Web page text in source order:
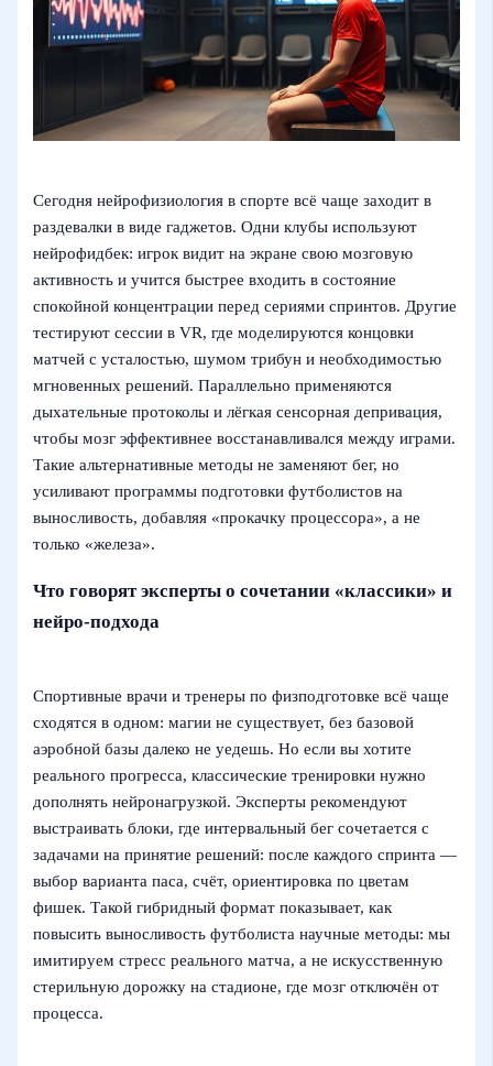
Сегодня нейрофизиология в спорте всё чаще заходит в
раздевалки в виде гаджетов. Одни клубы используют
нейрофидбек: игрок видит на экране свою мозговую
активность и учится быстрее входить в состояние
спокойной концентрации перед сериями спринтов. Другие
тестируют сессии в VR, где моделируются концовки
матчей с усталостью, шумом трибун и необходимостью
мгновенных решений. Параллельно применяются
дыхательные протоколы и лёгкая сенсорная депривация,
чтобы мозг эффективнее восстанавливался между играми.
Такие альтернативные методы не заменяют бег, но
усиливают программы подготовки футболистов на
выносливость, добавляя «прокачку процессора», а не
только «железа».
Что говорят эксперты о сочетании «классики» и
нейро-подхода
Спортивные врачи и тренеры по физподготовке всё чаще
сходятся в одном: магии не существует, без базовой
аэробной базы далеко не уедешь. Но если вы хотите
реального прогресса, классические тренировки нужно
дополнять нейронагрузкой. Эксперты рекомендуют
выстраивать блоки, где интервальный бег сочетается с
задачами на принятие решений: после каждого спринта —
выбор варианта паса, счёт, ориентировка по цветам
фишек. Такой гибридный формат показывает, как
повысить выносливость футболиста научные методы: мы
имитируем стресс реального матча, а не искусственную
стерильную дорожку на стадионе, где мозг отключён от
процесса.